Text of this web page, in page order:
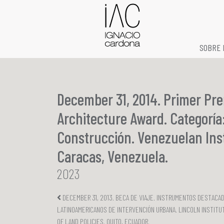
SOBRE
December 31, 2014. Primer
Architecture Award.
Construcción. Venezuelan
Caracas, Venezuela.
2023
DECEMBER 31, 2013. BECA DE VIAJE. INSTRUMENTOS
LATINOAMERICANOS DE INTERVENCIÓN URBANA. LINCOLN
OF LAND POLICIES. QUITO, ECUADOR.